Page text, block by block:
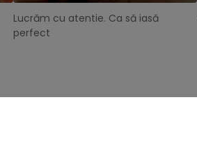
Lucrăm cu atentie. Ca să iasă
perfect